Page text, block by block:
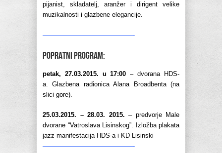
pijanist, skladatelj, aranžer i dirigent velike
muzikalnosti i glazbene elegancije.
——————————————-
Popratni program:
petak, 27.03.2015. u 17:00 – dvorana HDS-
a. Glazbena radionica Alana Broadbenta (na
slici gore).
25.03.2015. – 28.03. 2015. – predvorje Male
dvorane “Vatroslava Lisinskog”. Izložba plakata
jazz manifestacija HDS-a i KD Lisinski
——————————————-